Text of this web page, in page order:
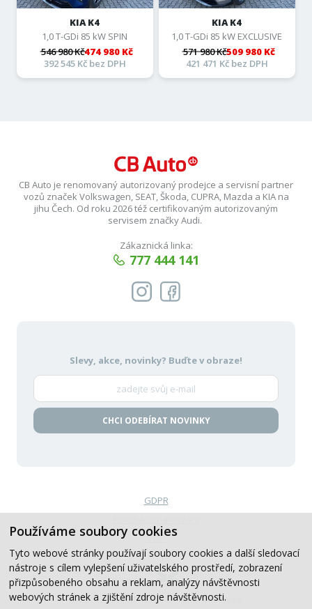
Používáme soubory cookies
Tyto webové stránky používají soubory cookies a další sledovací
nástroje s cílem vylepšení uživatelského prostředí, zobrazení
přizpůsobeného obsahu a reklam, analýzy návštěvnosti
webových stránek a zjištění zdroje návštěvnosti.
KIA K4
1,0 T-GDi 85 kW SPIN
546 980 Kč474 980 Kč
392 545 Kč bez DPH
KIA K4
1,0 T-GDi 85 kW EXCLUSIVE
571 980 Kč509 980 Kč
421 471 Kč bez DPH
CB Auto je renomovaný autorizovaný prodejce a servisní partner
vozů značek Volkswagen, SEAT, Škoda, CUPRA, Mazda a KIA na
jihu Čech. Od roku 2026 též certifikovaným autorizovaným
servisem značky Audi.
Zákaznická linka:
777 444 141
Slevy, akce, novinky? Buďte v obraze!
CHCI ODEBÍRAT NOVINKY
© 2019-2026, CB Auto, All Rights Reserved.
GDPR
VOP
Created by